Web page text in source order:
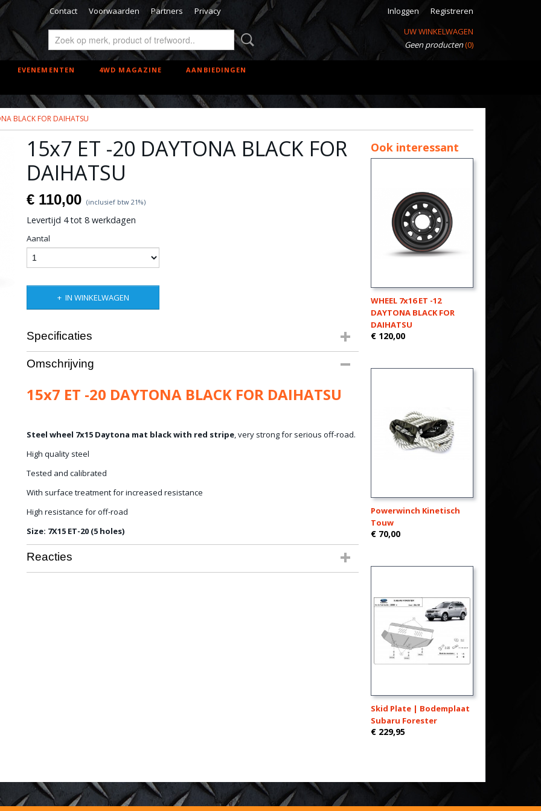
Contact Voorwaarden Partners Privacy Inloggen
Registreren
UW WINKELWAGEN
Geen producten(0)
EVENEMENTEN 4WD MAGAZINE AANBIEDINGEN
BLACK FOR DAIHATSU
15x7 ET -20 DAYTONA BLACK FOR
DAIHATSU
€ 110,00 (inclusief btw 21%)
Levertijd 4 tot 8 werkdagen
Aantal
IN WINKELWAGEN
Specificaties
Bruto gewicht
Omschrijving
15x7 ET -20 DAYTONA BLACK FOR DAIHATSU
Steel wheel 7x15 Daytona mat black with red stripe, very strong for serious off-road.
High quality steel
Tested and calibrated
With surface treatment for increased resistance
High resistance for off-road
Size: 7X15 ET-20 (5 holes)
Reacties
Ook interessant
WHEEL 7x16 ET -12
DAYTONA BLACK FOR
DAIHATSU
€ 120,00
Powerwinch Kinetisch
Touw
€ 70,00
Skid Plate | Bodemplaat
Subaru Forester
€ 229,95